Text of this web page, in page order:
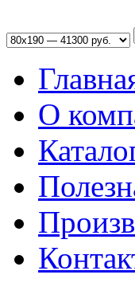
О